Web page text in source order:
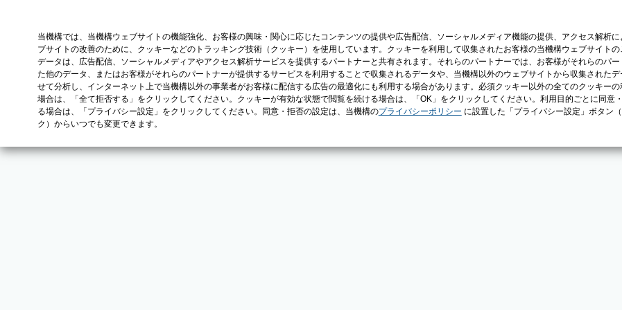
当機構では、当機構ウェブサイトの機能強化、お客様の興味・関心に応じたコンテンツの提供や広告配信、ソーシャルメディア機能の提供、アクセス解析
ブサイトの改善のために、クッキーなどのトラッキング技術（クッキー）を使用しています。クッキーを利用して収集されたお客様の当機構ウェブサイト
データは、広告配信、ソーシャルメディアやアクセス解析サービスを提供するパートナーと共有されます。それらのパートナーでは、お客様がそれらのパー
た他のデータ、またはお客様がそれらのパートナーが提供するサービスを利用することで収集されるデータや、当機構以外のウェブサイトから収集された
せて分析し、インターネット上で当機構以外の事業者がお客様に配信する広告の最適化にも利用する場合があります。必須クッキー以外の全てのクッキーの
場合は、「全て拒否する」をクリックしてください。クッキーが有効な状態で閲覧を続ける場合は、「OK」をクリックしてください。利用目的ごとに同意
る場合は、「プライバシー設定」をクリックしてください。同意・拒否の設定は、当機構のプライバシーポリシー に設置した「プライバシー設定」ボタン
ク）からいつでも変更できます。